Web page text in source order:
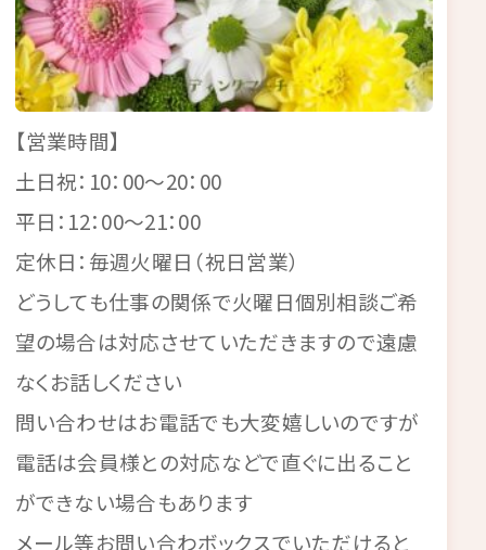
【営業時間】
土日祝：10：00～20：00
平日：12：00～21：00
定休日：毎週火曜日（祝日営業）
どうしても仕事の関係で火曜日個別相談ご希
望の場合は対応させていただきますので遠慮
なくお話しください
問い合わせはお電話でも大変嬉しいのですが
電話は会員様との対応などで直ぐに出ること
ができない場合もあります
メール等お問い合わボックスでいただけると